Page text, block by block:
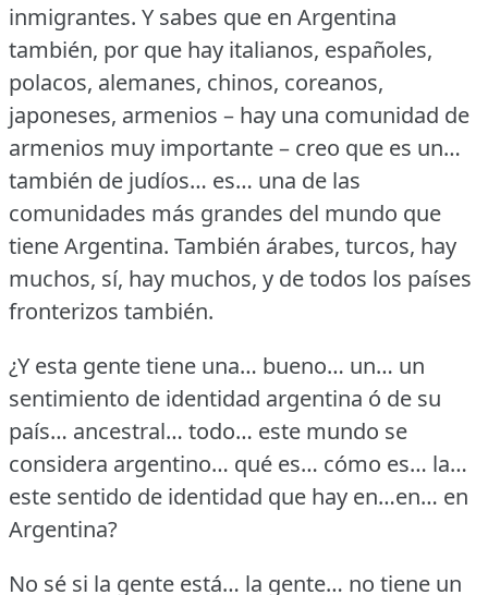
inmigrantes. Y sabes que en Argentina
también, por que hay italianos, españoles,
polacos, alemanes, chinos, coreanos,
japoneses, armenios – hay una comunidad de
armenios muy importante – creo que es un…
también de judíos… es… una de las
comunidades más grandes del mundo que
tiene Argentina. También árabes, turcos, hay
muchos, sí, hay muchos, y de todos los países
fronterizos también.
¿Y esta gente tiene una… bueno… un… un
sentimiento de identidad argentina ó de su
país… ancestral… todo… este mundo se
considera argentino… qué es… cómo es… la…
este sentido de identidad que hay en…en… en
Argentina?
No sé si la gente está… la gente… no tiene un